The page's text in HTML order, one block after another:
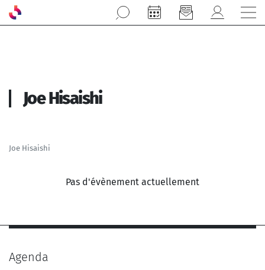
Aller au contenu principal
Joe Hisaishi
Joe Hisaishi
Pas d'évènement actuellement
Agenda